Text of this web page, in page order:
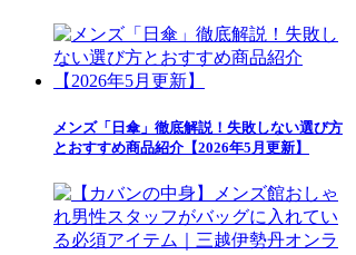
メンズ「日傘」徹底解説！失敗しない選び方
とおすすめ商品紹介【2026年5月更新】